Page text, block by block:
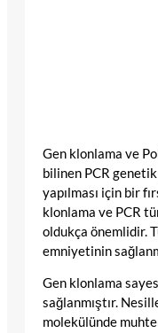
Gen klonlama ve
bilinen PCR
yapılması için bir
klonlama ve PCR
oldukça önemlidir.
emniyetinin
Gen klonlama
sağlanmıştır.
molekülünde